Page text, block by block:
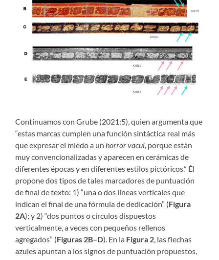
Continuamos con Grube (2021:5), quien argumenta que
“estas marcas cumplen una función sintáctica real más
que expresar el miedo a un horror vacui , porque están
muy convencionalizadas y aparecen en cerámicas de
diferentes épocas y en diferentes estilos pictóricos.” Él
propone dos tipos de tales marcadores de puntuación
de final de texto: 1) “una o dos líneas verticales que
indican el final de una fórmula de dedicación” (Figura
2A); y 2) “dos puntos o círculos dispuestos
verticalmente, a veces con pequeños rellenos
agregados” (Figuras 2B–D). En la Figura 2 , las flechas
azules apuntan a los signos de puntuación propuestos,